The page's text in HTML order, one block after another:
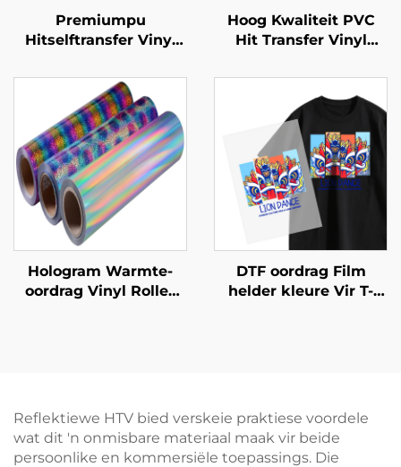
Premiumpu
Hitselftransfer Vinyl
te Sny & Weed
Hoog Kwaliteit PVC
Hit Transfer Vinyl
en oor te dra
Hologram Warmte-
oordrag Vinyl Rolles
DTF oordrag Film
helder kleure Vir T-
Reflektiewe HTV bied verskeie praktiese voordele
wat dit 'n onmisbare materiaal maak vir beide
persoonlike en kommersiële toepassings. Die